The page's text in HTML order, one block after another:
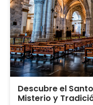
Descubre el
Misterio y